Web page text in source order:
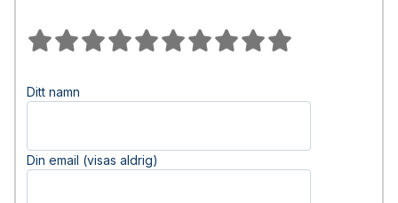
Ditt namn
Din email (visas aldrig)